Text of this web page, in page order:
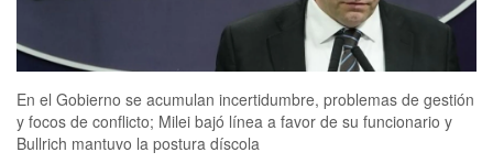
En el Gobierno se acumulan incertidumbre, problemas de gestión
y focos de conflicto; Milei bajó línea a favor de su funcionario y
Bullrich mantuvo la postura díscola